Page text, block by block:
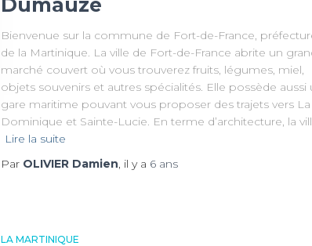
Dumauze
Bienvenue sur la commune de Fort-de-France,
de la Martinique. La ville de Fort-de-France abrite un
marché couvert où vous trouverez fruits, légumes, miel,
objets souvenirs et autres spécialités. Elle possède aussi
gare maritime pouvant vous proposer des trajets vers La
Dominique et Sainte-Lucie. En terme d’architecture, la
Lire la suite
Par OLIVIER Damien, il y a 6 ans
LA MARTINIQUE